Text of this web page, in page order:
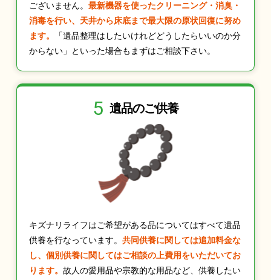
ございません。 最新機器を使ったクリーニング・消臭・
消毒を行い、天井から床底まで最大限の原状回復に努め
ます。
「遺品整理はしたいけれどどうしたらいいのか分
からない」といった場合もまずはご相談下さい。
5 遺品のご供養
キズナリライフはご希望がある品についてはすべて遺品
供養を行なっています。 共同供養に関しては追加料金な
し、個別供養に関してはご相談の上費用をいただいてお
ります。 故人の愛用品や宗教的な用品など、供養したい